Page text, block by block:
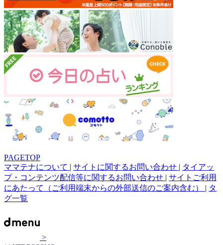
PAGETOP
ママテナについて | サイトに関するお問い合わせ | タイアッ
プ・コンテンツ配信等に関するお問い合わせ | サイトご利用
にあたって（ご利用端末からの外部送信のご案内含む） | タ
グ一覧
>